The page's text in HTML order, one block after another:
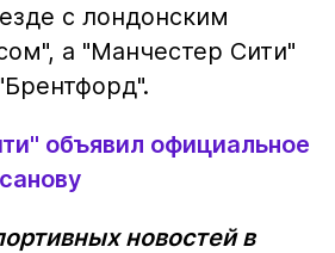
с лондонским
а "Манчестер Сити"
объявил официальное
новостей в